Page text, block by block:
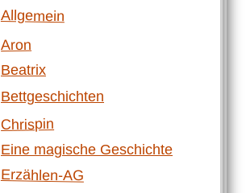
Allgemein
Aron
Beatrix
Bettgeschichten
Chrispin
Eine magische Geschichte
Erzählen-AG